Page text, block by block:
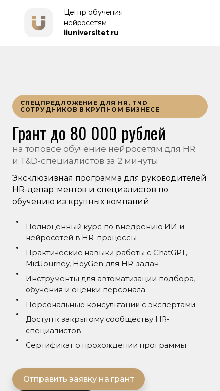
Центр обучения
нейросетям
iiuniversitet.ru
СПЕЦПРЕДЛОЖЕНИЕ ДЛЯ HR, TND
СОТРУДНИКОВ В КРУПНОМ БИЗНЕСЕ
Грантдо 80 000 рублей
на топовое обучение нейросетям для HR
и T&D-специалистов за 2 минуты
Эксклюзивная программа для руководителей
HR-департментов и специалистов по
обучению из крупных компаний
Полноценный курс по внедрению ИИ и
нейросетей в HR-процессы
Практические навыки работы с ChatGPT,
MidJourney, HeyGen для HR-задач
Инструменты для автоматизации подбора,
обучения и оценки персонала
Персональные консультации с экспертами
Доступ к закрытому сообществу HR-
специалистов
Сертификат о прохождении программы
Отправить заявку на грант